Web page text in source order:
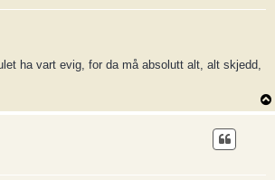
ha vart evig, for da må absolutt alt, alt skjedd,